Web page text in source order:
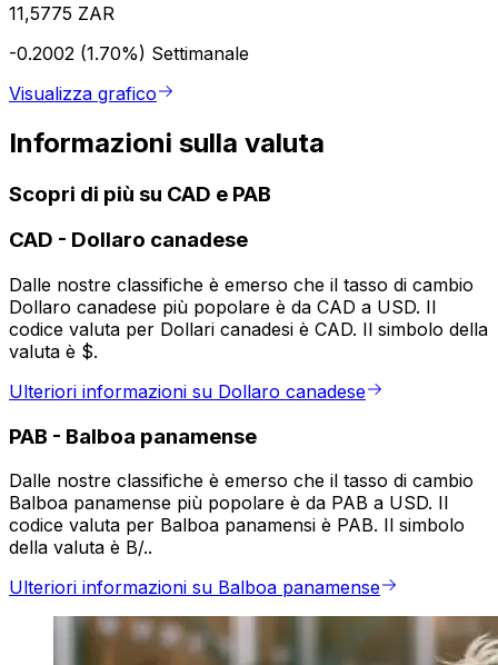
11,5775 ZAR
-0.2002 (1.70%) Settimanale
Visualizza grafico
Informazioni sulla valuta
Scopri di più su CAD e PAB
CAD - Dollaro canadese
Dalle nostre classifiche è emerso che il tasso di cambio
Dollaro canadese più popolare è da CAD a USD. Il
codice valuta per Dollari canadesi è CAD. Il simbolo della
valuta è $.
Ulteriori informazioni su Dollaro canadese
PAB - Balboa panamense
Dalle nostre classifiche è emerso che il tasso di cambio
Balboa panamense più popolare è da PAB a USD. Il
codice valuta per Balboa panamensi è PAB. Il simbolo
della valuta è B/..
Ulteriori informazioni su Balboa panamense